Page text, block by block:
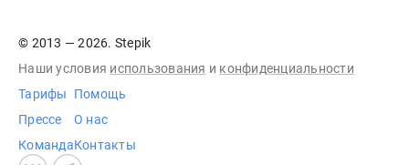
© 2013 — 2026. Stepik
Наши условия использования и конфиденциальности
Тарифы
Прессе
Команда
Помощь
О нас
Контакты